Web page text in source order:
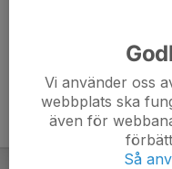
Vi använder oss
webbplats ska
även för
Så